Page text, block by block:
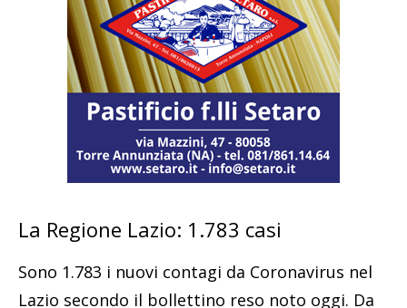
La Regione Lazio: 1.783 casi
Sono 1.783 i nuovi contagi da Coronavirus nel
Lazio secondo il bollettino reso noto oggi. Da